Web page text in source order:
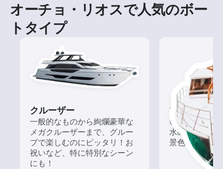
オーチョ・リオスで人気のボー
トタイプ
クルーザー
一般的なものから絢爛豪華な
メガクルーザーまで、グルー
プで楽しむのにピッタリ！お
祝いなど、特に特別なシーン
にも！
ツアー
いろんな再発
水の上から眺
景色を楽しも